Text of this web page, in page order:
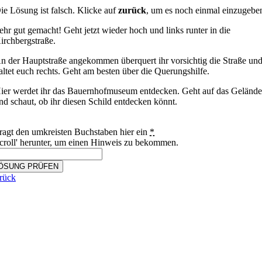
Lösung ist falsch. Klicke aufzurück, um es noch einmal
gut gemacht! Geht jetzt wieder hoch und links runter in die
der Hauptstraße angekommen überquert ihr vorsichtig die Straße
euch rechts. Geht am besten über die Querungshilfe.
werdet ihr das Bauernhofmuseum entdecken. Geht auf das Gelände
schaut, ob ihr diesen Schild entdecken könnt.
den umkreisten Buchstaben hier ein *
herunter, um einen Hinweis zu bekommen.
PRÜFEN